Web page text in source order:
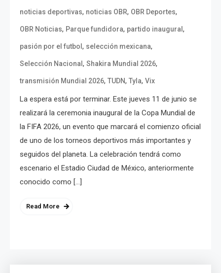
noticias deportivas, noticias OBR, OBR Deportes,
OBR Noticias, Parque fundidora, partido inaugural ,
pasión por el futbol , selección mexicana,
Selección Nacional , Shakira Mundial 2026,
transmisión Mundial 2026, TUDN, Tyla, Vix
La espera está por terminar. Este jueves 11 de junio se
realizará la ceremonia inaugural de la Copa Mundial de
la FIFA 2026, un evento que marcará el comienzo oficial
de uno de los torneos deportivos más importantes y
seguidos del planeta. La celebración tendrá como
escenario el Estadio Ciudad de México, anteriormente
conocido como […]
Read More